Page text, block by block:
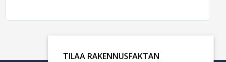
TILAA RAKENNUSFAKTAN